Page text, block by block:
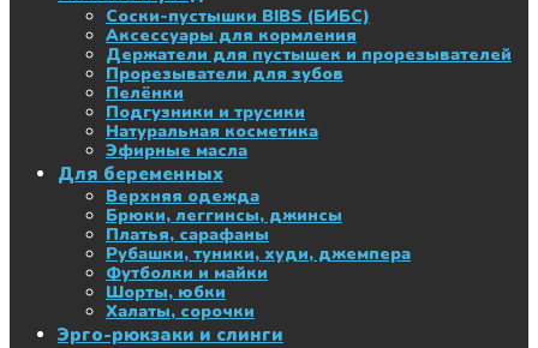
Соски-пустышки BIBS (БИБС)
Аксессуары для кормления
Держатели для пустышек и прорезывателей
Прорезыватели для зубов
Пелёнки
Подгузники и трусики
Натуральная косметика
Эфирные масла
Для беременных
Верхняя одежда
Брюки, леггинсы, джинсы
Платья, сарафаны
Рубашки, туники, худи, джемпера
Футболки и майки
Шорты, юбки
Халаты, сорочки
Эрго-рюкзаки и слинги